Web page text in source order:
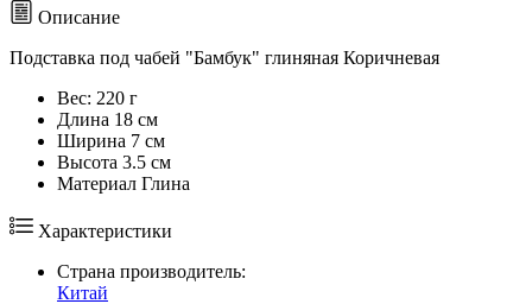
Описание
Подставка под чабей "Бамбук" глиняная Коричневая
Вес: 220 г
Длина 18 см
Ширина 7 см
Высота 3.5 см
Maтериал Глина
Характеристики
Страна производитель:
Китай